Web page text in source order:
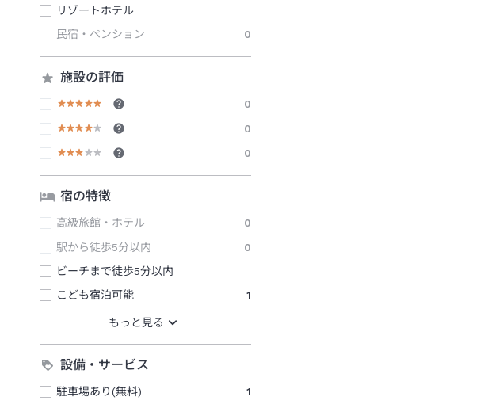
リゾートホテル
民宿・ペンション
0
施設の評価
0
0
0
宿の特徴
高級旅館・ホテル
0
駅から徒歩5分以内
0
ビーチまで徒歩5分以内
こども宿泊可能
1
設備・サービス
駐車場あり(無料)
1